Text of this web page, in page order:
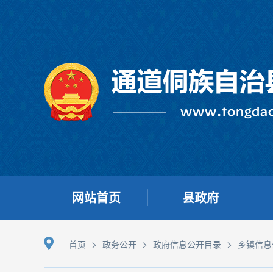
网站首页 县政府
首页 > 政务公开 > 政府信息公开目录 > 乡镇信